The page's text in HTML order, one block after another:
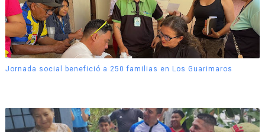
Jornada social benefició a 250 familias en Los Guarimaros